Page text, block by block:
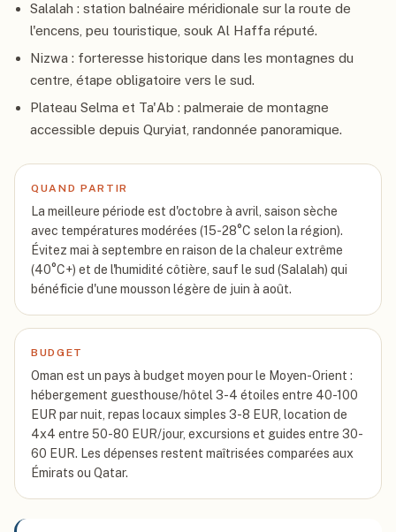
Salalah : station balnéaire méridionale sur la route de
l'encens, peu touristique, souk Al Haffa réputé.
Nizwa : forteresse historique dans les montagnes du
centre, étape obligatoire vers le sud.
Plateau Selma et Ta'Ab : palmeraie de montagne
accessible depuis Quryiat, randonnée panoramique.
QUAND PARTIR
La meilleure période est d'octobre à avril, saison sèche
avec températures modérées (15-28°C selon la région).
Évitez mai à septembre en raison de la chaleur extrême
(40°C+) et de l'humidité côtière, sauf le sud (Salalah) qui
bénéficie d'une mousson légère de juin à août.
BUDGET
Oman est un pays à budget moyen pour le Moyen-Orient :
hébergement guesthouse/hôtel 3-4 étoiles entre 40-100
EUR par nuit, repas locaux simples 3-8 EUR, location de
4x4 entre 50-80 EUR/jour, excursions et guides entre 30-
60 EUR. Les dépenses restent maîtrisées comparées aux
Émirats ou Qatar.